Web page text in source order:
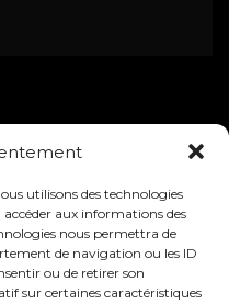
utilisons des technologies
accéder aux informations des
nous permettra de
de navigation ou les ID
ou de retirer son
sur certaines caractéristiques